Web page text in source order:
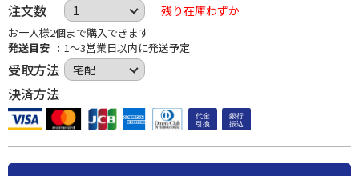
注文数 残り在庫わずか
お一人様2個まで購入できます
発送目安
1～3営業日以内に発送予定
受取方法
決済方法